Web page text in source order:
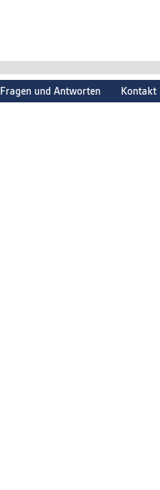
Fragen und Antworten Kontakt